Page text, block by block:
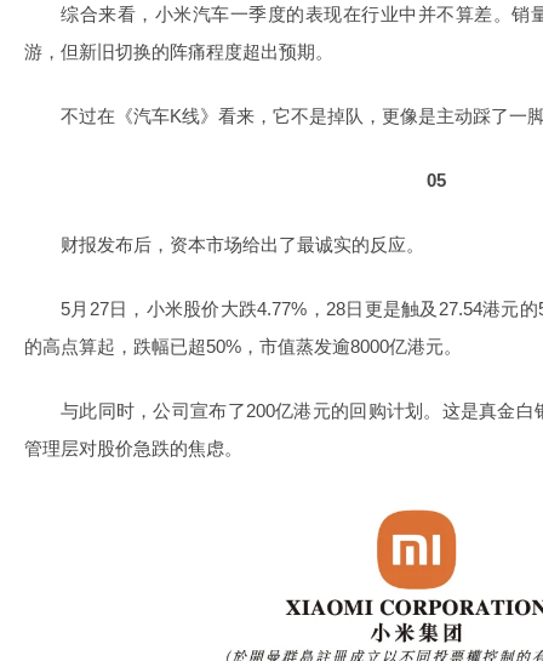
综合来看，小米汽车一季度的表现在行业中并不算差。销
游，但新旧切换的阵痛程度超出预期。
不过在《汽车K线》看来，它不是掉队，更像是主动踩了一
05
财报发布后，资本市场给出了最诚实的反应。
5月27日，小米股价大跌4.77%，28日更是触及27.54港元
的高点算起，跌幅已超50%，市值蒸发逾8000亿港元。
与此同时，公司宣布了200亿港元的回购计划。这是真金
管理层对股价急跌的焦虑。